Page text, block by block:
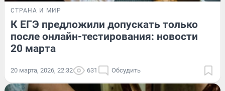
СТРАНА И МИР
К ЕГЭ предложили допускать только
после онлайн-тестирования: новости
20 марта
20 марта, 2026, 22:32 631 Обсудить